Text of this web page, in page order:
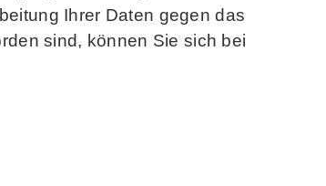
Ihrer Daten gegen das
sind, können Sie sich bei